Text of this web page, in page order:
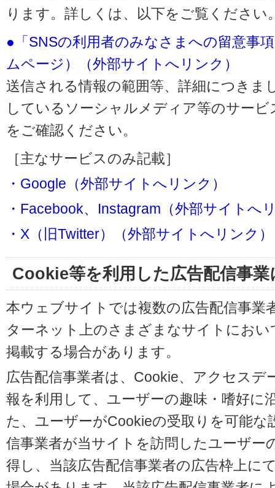
ります。詳しくは、以下をご覧ください
●「SNSの利用者のみなさまへの留意事
ムページ）（外部サイトへリンク）
送信される情報の範囲等、詳細につきま
しているソーシャルメディア等のサー
をご確認ください。
［主なサービスのみ記載］
・Google（外部サイトへリンク）
・Facebook、Instagram（外部サイトへ
・X（旧Twitter）（外部サイトへリンク）
Cookie等を利用した広告配信事
本ウェブサイトでは複数の広告配信事業
ターネット上のさまざまなサイトにお
掲載する場合があります。
広告配信事業者は、Cookie、アクセスデ
報を利用して、ユーザーの趣味・嗜好に
た、ユーザーがCookieの受取りを可能
信事業者が当サイトを訪問したユーザー
得し、当該広告配信事業者の広告枠上に